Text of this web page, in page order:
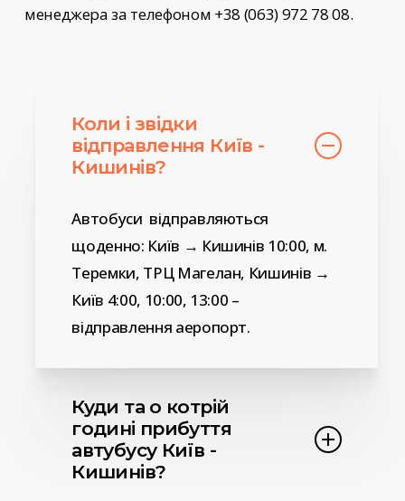
менеджера за телефоном +38 (063) 972 78 08.
Коли і звідки
відправлення Київ -
Кишинів?
Автобуси відправляються
щоденно: Київ → Кишинів 10:00, м.
Теремки, ТРЦ Магелан, Кишинів →
Київ 4:00, 10:00, 13:00 –
відправлення аеропорт.
Куди та о котрій
годині прибуття
автубусу Київ -
Кишинів?